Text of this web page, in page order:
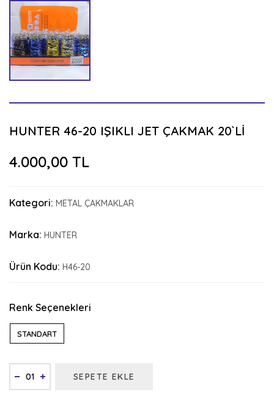
HUNTER 46-20 IŞIKLI JET ÇAKMAK 20`Lİ
4.000,00 TL
Kategori: METAL ÇAKMAKLAR
Marka: HUNTER
Ürün Kodu: H46-20
Renk Seçenekleri
STANDART
SEPETE EKLE